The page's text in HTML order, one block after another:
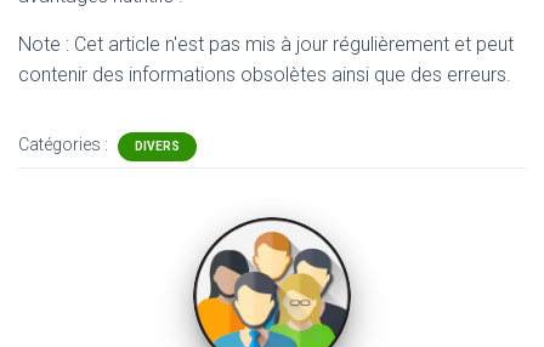
Note : Cet article n'est pas mis à jour régulièrement et peut
contenir des informations obsolètes ainsi que des erreurs.
Catégories : DIVERS